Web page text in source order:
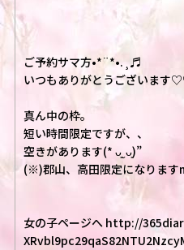
ご予約サマ方•*¨*•.¸♬︎
いつもありがとうございます
真ん中の枠。
短い時間限定ですが、、
空きがあります(* ᴗ͈ˬᴗ͈)”
(※)郡山、高田限定になります
女の子ページへ http://